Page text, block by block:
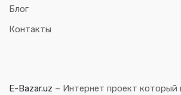
Блог
Контакты
E-Bazar.uz – Интернет проект